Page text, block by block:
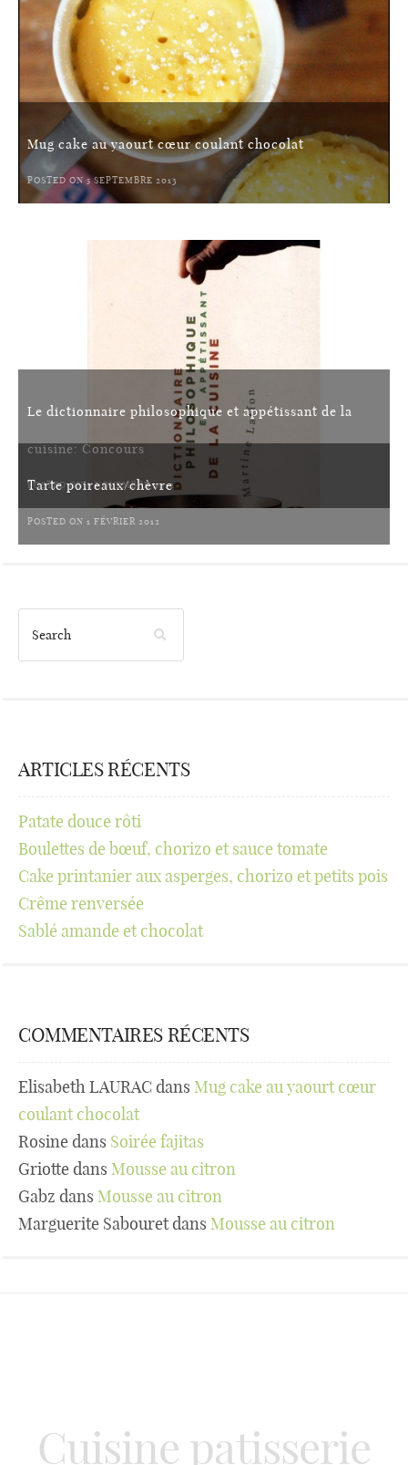
Mug cake au yaourt cœur coulant chocolat
POSTED ON 5 SEPTEMBRE 2013
Le dictionnaire philosophique et appétissant de la
cuisine: Concours
POSTED ON 6 NOVEMBRE 2012
Tarte poireaux/chèvre
POSTED ON 1 FÉVRIER 2012
ARTICLES RÉCENTS
Patate douce rôti
Boulettes de bœuf, chorizo et sauce tomate
Cake printanier aux asperges, chorizo et petits pois
Crême renversée
Sablé amande et chocolat
COMMENTAIRES RÉCENTS
Elisabeth LAURAC dans Mug cake au yaourt cœur
coulant chocolat
Rosine dans Soirée fajitas
Griotte dans Mousse au citron
Gabz dans Mousse au citron
Marguerite Sabouretdans Mousse au citron
Cuisine patisserie